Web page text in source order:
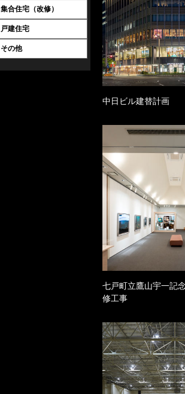
集合住宅（改修）
戸建住宅
その他
中日ビル建替計画
七戸町立鷹山宇一記
修工事